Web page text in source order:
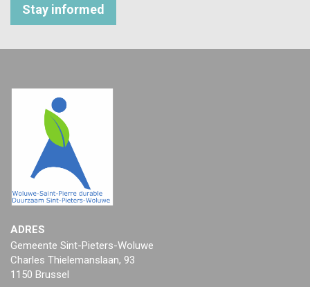
Stay informed
ADRES
Gemeente Sint-Pieters-Woluwe
Charles Thielemanslaan, 93
1150 Brussel